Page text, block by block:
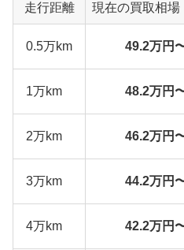
走行距離 現在の買取相場
0.5万km 49.2万円
1万km 48.2万円
2万km 46.2万円
3万km 44.2万円
4万km 42.2万円